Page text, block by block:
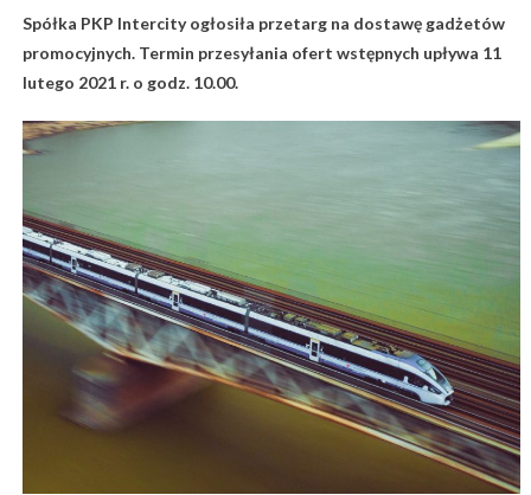
Spółka PKP Intercity ogłosiła przetarg na dostawę gadżetów
promocyjnych. Termin przesyłania ofert wstępnych upływa 11
lutego 2021 r. o godz. 10.00.